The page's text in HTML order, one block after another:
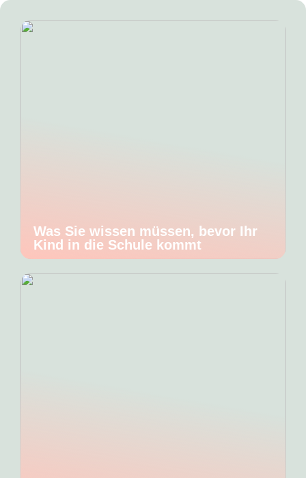
Was Sie wissen müssen, bevor Ihr
Kind in die Schule kommt